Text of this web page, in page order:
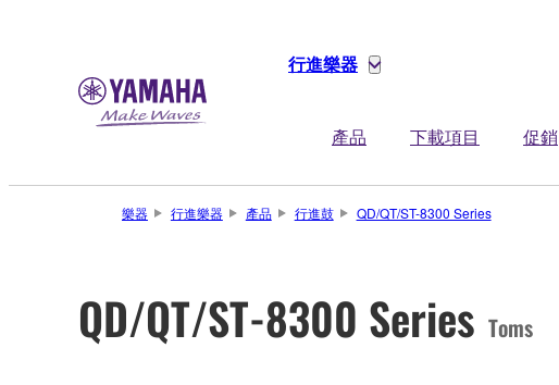
行進樂器
產品 下載項目 促銷
樂器 行進樂器 產品 行進鼓 QD/QT/ST-8300 Series
QD/QT/ST-8300 Series Toms